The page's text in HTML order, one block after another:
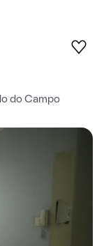
do Campo